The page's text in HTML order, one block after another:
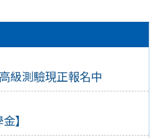
級測驗現正報名中
】